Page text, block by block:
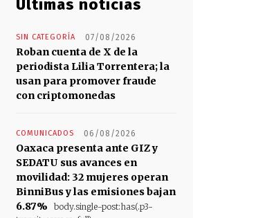
Últimas noticias
SIN CATEGORÍA 07/08/2026
Roban cuenta de X de la
periodista Lilia Torrentera; la
usan para promover fraude
con criptomonedas
COMUNICADOS 06/08/2026
Oaxaca presenta ante GIZ y
SEDATU sus avances en
movilidad: 32 mujeres operan
BinniBus y las emisiones bajan
6.87%
body.single-post:has(.p3-